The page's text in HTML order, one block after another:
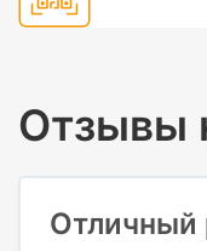
Отзывы
Отличный